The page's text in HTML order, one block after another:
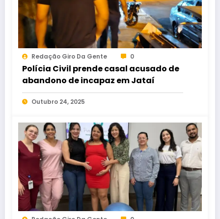
Redação Giro Da Gente 0
Polícia Civil prende casal acusado de
abandono de incapaz em Jataí
Outubro 24, 2025